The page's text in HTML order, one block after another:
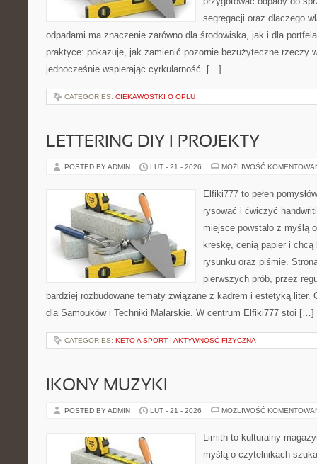
segregacji oraz dlaczego
odpadami ma znaczenie zarówno dla środowiska, jak i dla
praktyce: pokazuje, jak zamienić pozornie bezużyteczne rzeczy
jednocześnie wspierając cyrkularność. […]
CATEGORIES: CIEKAWOSTKI O OPLU
LETTERING DIY I PROJEKTY
POSTED BY ADMIN LUT - 21 - 2026 MOŻLIWOŚĆ
Elfiki777 to pełen
rysować i ćwiczyć
miejsce powstało z myślą
kreskę, cenią papier i chcą
rysunku oraz piśmie.
pierwszych prób, przez
bardziej rozbudowane tematy związane z kadrem i estetyką liter.
dla Samouków i Techniki Malarskie. W centrum Elfiki777 stoi […]
CATEGORIES: KETO A SPORT I AKTYWNOŚĆ FIZYCZNA
IKONY MUZYKI
POSTED BY ADMIN LUT - 21 - 2026 MOŻLIWOŚĆ
Limith to kulturalny
myślą o czytelnikach